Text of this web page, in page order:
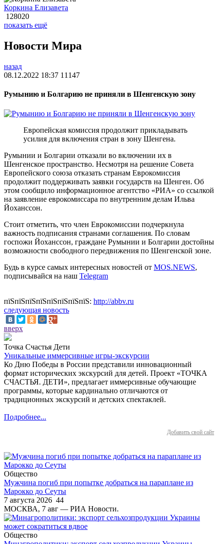
Коркина Елизавета
128020
показать ещё
Новости Мира
назад
08.12.2022 18:37 11147
Румынию и Болгарию не приняли в Шенгенскую зону
Европейская комиссия продолжит прикладывать
усилия для включения стран в зону Шенгена.
Румынии и Болгарии отказали во включении их в
Шенгенское пространство. Несмотря на решение Совета
Европейского союза отказать странам Еврокомиссия
продолжит поддерживать заявки государств на Шенген. Об
этом сообщило информационное агентство «РИА» со ссылкой
на заявление еврокомиссара по внутренним делам Ильва
Йоханссон.
Стоит отметить, что член Еврокомиссии подчеркнула
важность подписания странами соглашения. По словам
госпожи Йоханссон, граждане Румынии и Болгарии достойны
возможности свободного передвижения по Шенгенской зоне.
Будь в курсе самых интересных новостей от MOS.NEWS,
подписывайся на наш Telegram
пїЅпїЅпїЅпїЅпїЅпїЅпїЅпїЅ: http://abbv.ru
следующая новость
вверх
Точка Счастья Дети
Уникальные иммерсивные игры-экскурсии
Ко Дню Победы в России представили инновационный
формат исторических экскурсий для детей. Проект «ТОЧКА
СЧАСТЬЯ. ДЕТИ», предлагает иммерсивные обучающие
программы, которые кардинально отличаются от
традиционных экскурсий и детских спектаклей.
Подробнее...
Добавить свой сайт
Общество
Мужчина погиб при попытке добраться на параплане из
Марокко до Сеуты
7 августа 2026 44
МОСКВА, 7 авг — РИА Новости.
Общество